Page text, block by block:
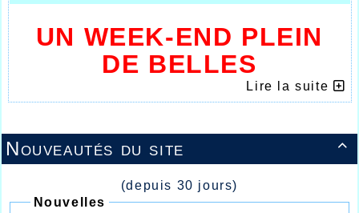

Nouveautés du site
(depuis 30 jours)
Nouvelles
UN WEEK-END PLEIN
DE BELLES
PERFORMANCES POUR
HALLUINOIS
Lire la suite